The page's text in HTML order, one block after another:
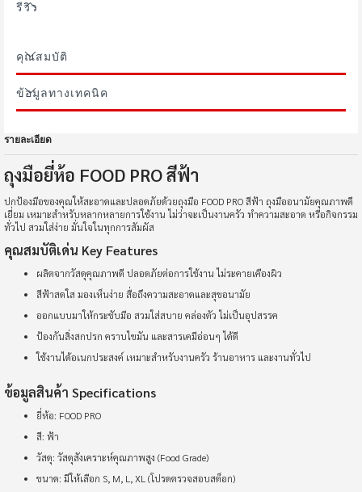
รีวิว
คุณสมบัติ
ข้อมูลทางเทคนิค
รายละเอียด
ถุงมือยี่ห้อ FOOD PRO สีฟ้า
ปกป้องมือของคุณให้สะอาดและปลอดภัยด้วยถุงมือ FOOD PRO สีฟ้า ถุงมืออนามัยคุณภาพดี
เยี่ยม เหมาะสำหรับหลากหลายการใช้งาน ไม่ว่าจะเป็นงานครัว ทำความสะอาด หรือกิจกรรม
ทั่วไป สวมใส่ง่าย มั่นใจในทุกการสัมผัส
คุณสมบัติเด่น Key Features
ผลิตจากวัสดุคุณภาพดี ปลอดภัยต่อการใช้งาน ไม่ระคายเคืองผิว
สีฟ้าสดใส มองเห็นง่าย สื่อถึงความสะอาดและสุขอนามัย
ออกแบบมาให้กระชับมือ สวมใส่สบาย คล่องตัว ไม่เป็นอุปสรรค
ป้องกันสิ่งสกปรก คราบไขมัน และสารเคมีอ่อนๆ ได้ดี
ใช้งานได้อเนกประสงค์ เหมาะสำหรับงานครัว ร้านอาหาร และงานทั่วไป
ข้อมูลสินค้า Specifications
ยี่ห้อ: FOOD PRO
สี: ฟ้า
วัสดุ: วัสดุสังเคราะห์คุณภาพสูง (Food Grade)
ขนาด: มีให้เลือก S, M, L, XL (โปรดตรวจสอบสต็อก)